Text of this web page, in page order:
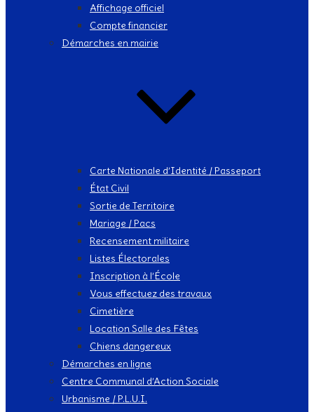
Affichage officiel
Compte financier
Démarches en mairie
Carte Nationale d’Identité / Passeport
État Civil
Sortie de Territoire
Mariage / Pacs
Recensement militaire
Listes Électorales
Inscription à l’École
Vous effectuez des travaux
Cimetière
Location Salle des Fêtes
Chiens dangereux
Démarches en ligne
Centre Communal d’Action Sociale
Urbanisme / P.L.U.I.